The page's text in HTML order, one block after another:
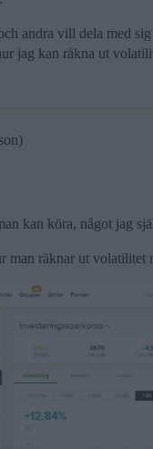
andra vill dela med
jag kan räkna ut
kan köra, något jag
man räknar ut volatilitet